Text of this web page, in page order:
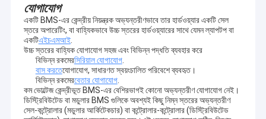
যোগাযোগ
একটি BMS-এর কেন্দ্রীয় নিয়ন্ত্রক অভ্যন্তরীণভাবে তার হার্ডওয়্যার একটি সেল
স্তরে অপারেটিং, বা বাহ্যিকভাবে উচ্চ স্তরের হার্ডওয়্যারের সাথে যেমন ল্যাপটপ বা
একটিএইচএমআই.
উচ্চ স্তরের বাহ্যিক যোগাযোগ সহজ এবং বিভিন্ন পদ্ধতি ব্যবহার করে
বিভিন্ন রকমেরসিরিয়াল যোগাযোগ.
বাস করতেযোগাযোগ, সাধারণত স্বয়ংচালিত পরিবেশে ব্যবহৃত।
বিভিন্ন রকমেরবেতার যোগাযোগ.
কম ভোল্টেজ কেন্দ্রীভূত BMS-এর বেশিরভাগই কোনো অভ্যন্তরীণ যোগাযোগ নেই।
ডিস্ট্রিবিউটেড বা মডুলার BMS গুলিকে অবশ্যই কিছু নিম্ন স্তরের অভ্যন্তরীণ
সেল-কন্ট্রোলার (মডুলার আর্কিটেকচার) বা কন্ট্রোলার-কন্ট্রোলার (ডিস্ট্রিবিউটেড